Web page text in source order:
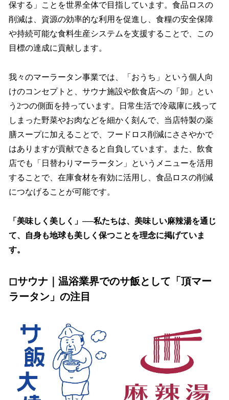
保する」ことを世界全体で目指しています。食品ロスの
削減は、資源の効率的な利用を促進し、食糧の安全保障
や持続可能な食料生産システムを支援することで、この
目標の達成に貢献します。
我々のマーラータン事業では、「おうち」という個人向
けのコンセプトと、サウナ施設や飲食店への「卸」とい
う2つの側面を持っています。日常生活で冷蔵庫に残って
しまった野菜やお肉などを細かく刻んで、当店特製の薬
膳スープに加えることで、フードロス削減にささやかで
はありますが貢献できると自負しています。また、飲食
店でも「日替わりマーラータン」というメニューを活用
することで、在庫食材を有効に活用し、食品ロスの削減
につなげることが可能です。
「美味しく美しく」──私たちは、美味しい麻辣湯を通じ
て、自身も地球も美しく保つことを理念に掲げていま
す。
◻︎サウナ｜温浴業界でのサ飯として「頂マー
ラータン」の注⽬